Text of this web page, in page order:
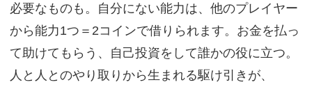
必要なものも。自分にない能力は、他のプレイヤー
から能力1つ＝2コインで借りられます。お金を払っ
て助けてもらう、自己投資をして誰かの役に立つ。
人と人とのやり取りから生まれる駆け引きが、